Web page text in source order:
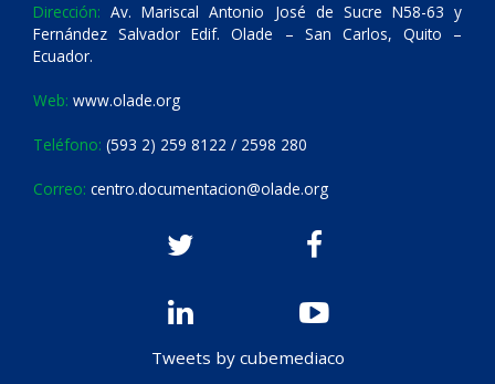
Dirección: Av. Mariscal Antonio José de Sucre N58-63 y
Fernández Salvador Edif. Olade – San Carlos, Quito –
Ecuador.
Web: www.olade.org
Teléfono: (593 2) 259 8122 / 2598 280
Correo: centro.documentacion@olade.org
Tweets by cubemediaco